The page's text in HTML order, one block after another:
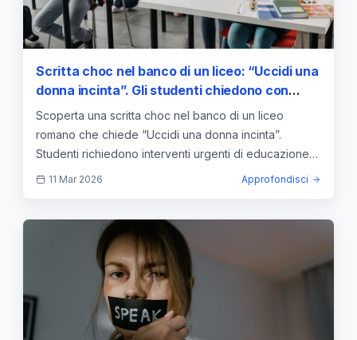
Scritta choc nel banco di un liceo: “Uccidi una
donna incinta”. Gli studenti chiedono con
urgenza educazione affettiva —
approfondimento e guida
Scoperta una scritta choc nel banco di un liceo
romano che chiede “Uccidi una donna incinta”.
Studenti richiedono interventi urgenti di educazione
affettiva e supporto psicologico.
11 Mar 2026 Approfondisci